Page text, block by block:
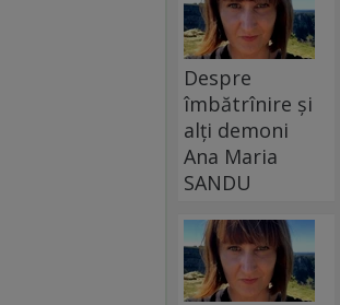
Despre
îmbătrînire și
alți demoni
Ana Maria
SANDU